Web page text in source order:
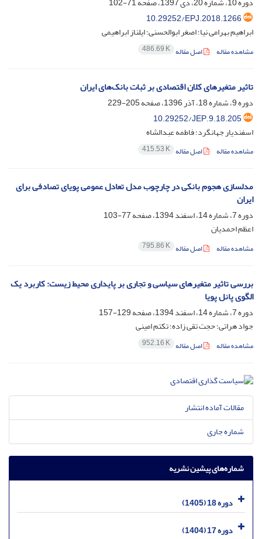
10.29252/EPJ.2018.1266
ابراهیم بهرامی نیا؛ اصغر ابوالحسنی؛ ایلناز ابراهیمی
مشاهده مقاله اصل مقاله 486.69 K
تاثیر متغیرهای کلان اقتصادی بر ثبات بانک‌های ایران
دوره 9، شماره 18، آذر 1396، صفحه
205-229
10.29252/JEP.9.18.205
اسفندیار جهانگرد؛ فاطمه عبدالشاه
مشاهده مقاله اصل مقاله 415.53 K
مدلسازی هجوم بانکی در چارچوب مدل تعادل عمومی پویای تصادفی برای
ایران
دوره 7، شماره 14، اسفند 1394، صفحه
77-103
اعظم احمدیان
مشاهده مقاله اصل مقاله 795.86 K
بررسی تاثیر متغیرهای سیاسی و تجاری بر پایداری محیط زیست: کاربرد یک
الگوی پانل پویا
دوره 7، شماره 14، اسفند 1394، صفحه
129-157
جواد هراتی؛ حجت تقی زاده؛ تکتم امینی
مشاهده مقاله اصل مقاله 952.16 K
مقالات آماده انتشار
شماره جاری
شماره‌های پیشین نشریه
دوره 18 (1405)
دوره 17 (1404)